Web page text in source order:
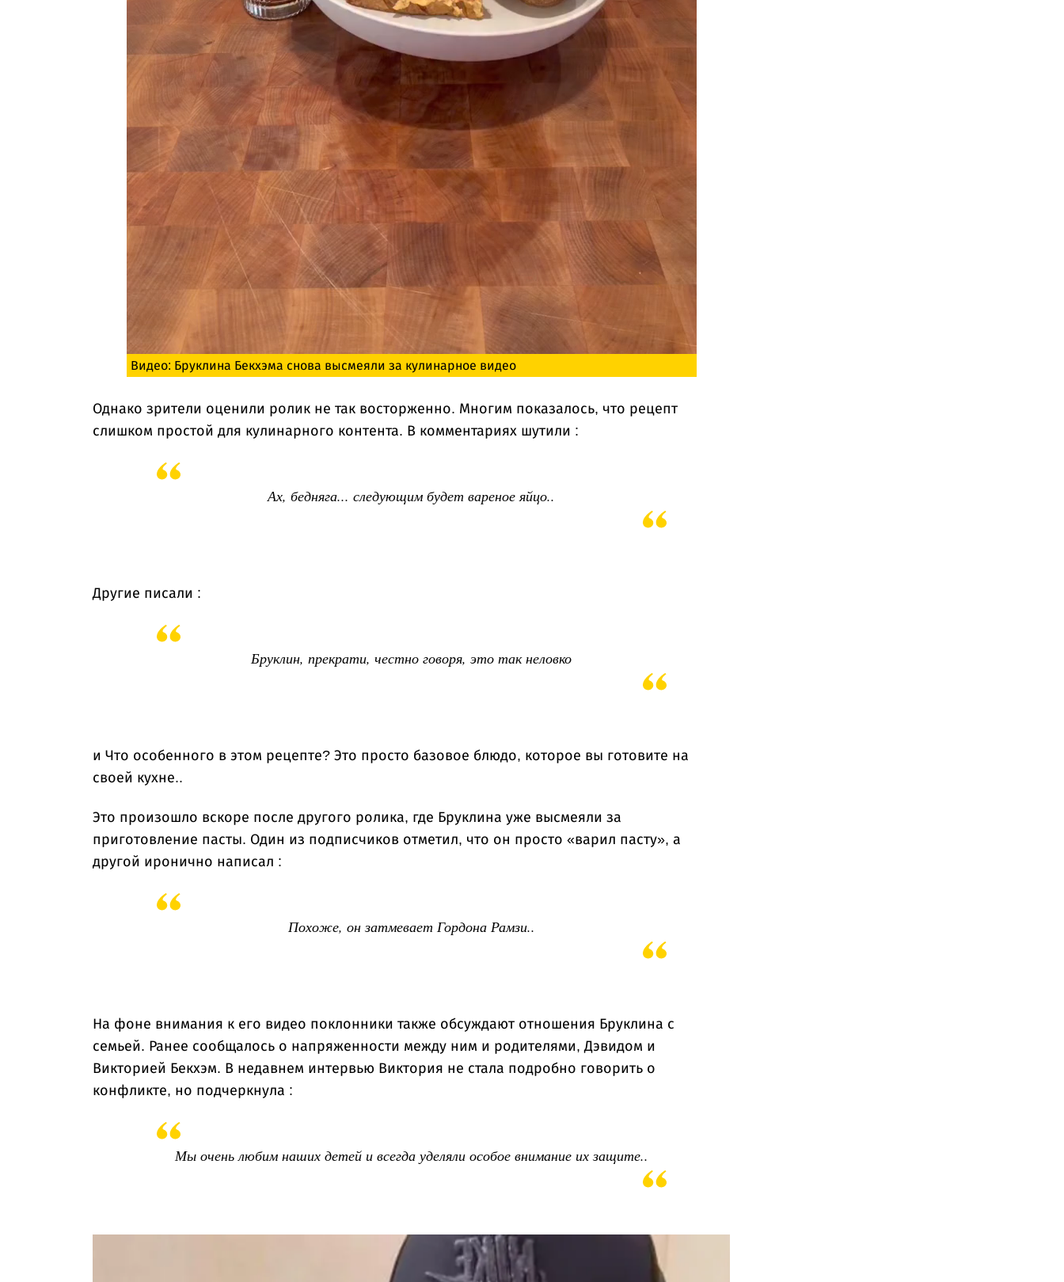
Видео: Бруклина Бекхэма снова высмеяли за кулинарное видео
Однако зрители оценили ролик не так восторженно. Многим показалось, что рецепт
слишком простой для кулинарного контента. В комментариях шутили :
Ах, бедняга... следующим будет вареное яйцо..
Другие писали :
Бруклин, прекрати, честно говоря, это так неловко
и Что особенного в этом рецепте? Это просто базовое блюдо, которое вы готовите на
своей кухне..
Это произошло вскоре после другого ролика, где Бруклина уже высмеяли за
приготовление пасты. Один из подписчиков отметил, что он просто «варил пасту», а
другой иронично написал :
Похоже, он затмевает Гордона Рамзи..
На фоне внимания к его видео поклонники также обсуждают отношения Бруклина с
семьей. Ранее сообщалось о напряженности между ним и родителями, Дэвидом и
Викторией Бекхэм. В недавнем интервью Виктория не стала подробно говорить о
конфликте, но подчеркнула :
Мы очень любим наших детей и всегда уделяли особое внимание их защите..